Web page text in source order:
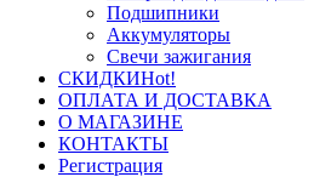
Подшипники
Аккумуляторы
Свечи зажигания
СКИДКИHot!
ОПЛАТА И ДОСТАВКА
О МАГАЗИНЕ
КОНТАКТЫ
Регистрация